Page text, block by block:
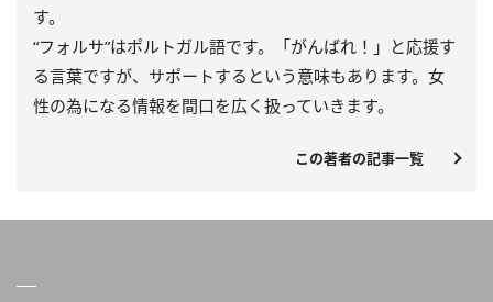
す。
“フォルサ”はポルトガル語です。「がんばれ！」と応援す
る言葉ですが、サポートするという意味もあります。女
性の為になる情報を間口を広く扱っていきます。
この著者の記事一覧